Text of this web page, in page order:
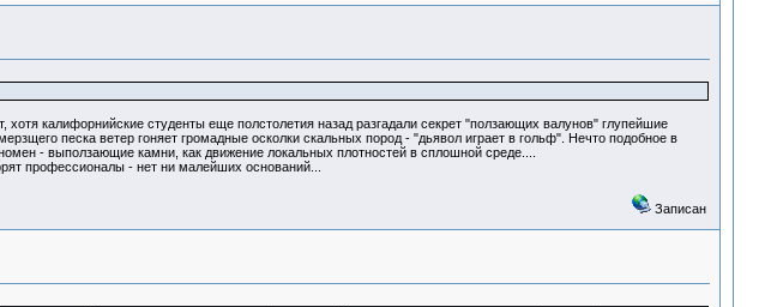
калифорнийские студенты еще полстолетия назад разгадали секрет "ползающих валунов" глупейшие
песка ветер гоняет громадные осколки скальных пород - "дьявол играет в гольф". Нечто подобное в
- выползающие камни, как движение локальных плотностей в сплошной среде....
профессионалы - нет ни малейших оснований...
Записан